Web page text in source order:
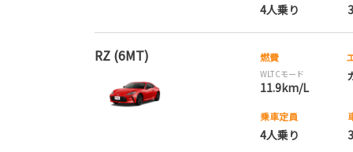
4人乗り
RZ (6MT) 燃費
WLTCモード
11.9km/L
乗車定員
4人乗り